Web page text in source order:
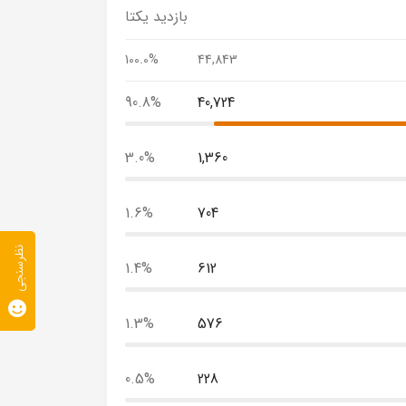
بازدید یکتا
44,843
100.0%
40,724
90.8%
1,360
3.0%
704
1.6%
612
1.4%
576
1.3%
228
0.5%
نظرسنجی